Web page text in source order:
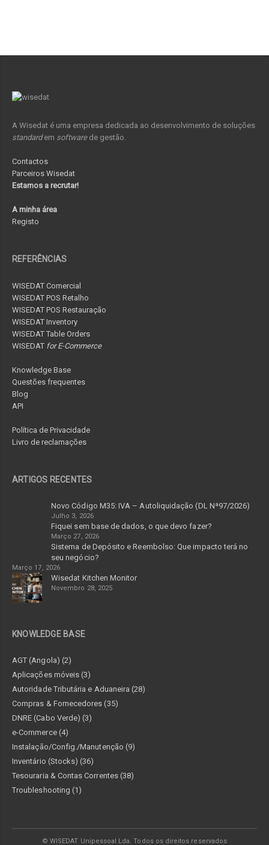
A Wisedat é uma empresa dedicada ao desenvolvimento de soluções
standardem softwarede gestão.
Contactos
Parceiros Wisedat
Estamos a recrutar!
A minha área
Registo
REFERÊNCIAS
WISEDAT Comercial
WISEDAT POS Retalho
WISEDAT POS Restauração
WISEDAT Inventory
WISEDAT Table Orders
WISEDAT for E-Commerce
Knowledge Base
Questões frequentes
Blog
API
Política de Privacidade
Livro de reclamações
ARTIGOS RECENTES
Novo Código M35: IVA – Autoliquidação (DL Nª97/2026)
Julho 3, 2026
Fiquei sem base de dados, o que devo fazer?
Março 27, 2026
Sistema de Depósito e Reembolso: Que impacto terá no
seu negócio?
Março 17, 2026
Wisedat Kitchen Monitor
Novembro 28, 2025
KNOWLEDGE BASE
AGT (Angola) (2)
Aplicações móveis (3)
Autoridade Tributária e Aduaneira (28)
Compras & Fornecedores (35)
DNRE (Cabo Verde) (3)
e-Commerce (4)
Instalação/Config./Manutenção (9)
Inventário (Stocks) (36)
Tesouraria & Contas Correntes (38)
Troubleshooting (1)
© WISEDAT Unipessoal Lda. Todos os direitos reservados